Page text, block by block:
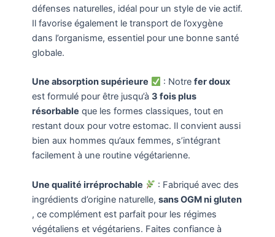
défenses naturelles, idéal pour un style de vie actif.
Il favorise également le transport de l’oxygène
dans l’organisme, essentiel pour une bonne santé
globale.
Une absorption supérieure : Notrefer doux
est formulé pour être jusqu’à 3 fois plus
résorbable que les formes classiques, tout en
restant doux pour votre estomac. Il convient aussi
bien aux hommes qu’aux femmes, s’intégrant
facilement à une routine végétarienne.
Une qualité irréprochable
: Fabriqué avec des
ingrédients d’origine naturelle, sans OGM ni gluten
, ce complément est parfait pour les régimes
végétaliens et végétariens. Faites confiance à